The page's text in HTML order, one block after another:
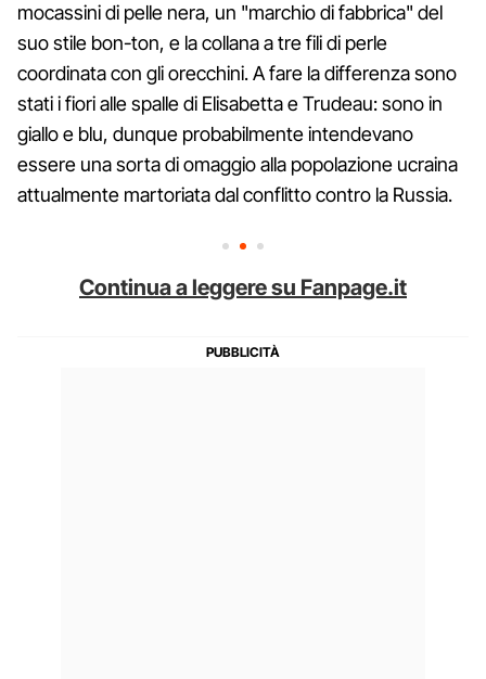
mocassini di pelle nera, un "marchio di fabbrica" del
suo stile bon-ton, e la collana a tre fili di perle
coordinata con gli orecchini. A fare la differenza sono
stati i fiori alle spalle di Elisabetta e Trudeau: sono in
giallo e blu, dunque probabilmente intendevano
essere una sorta di omaggio alla popolazione ucraina
attualmente martoriata dal conflitto contro la Russia.
Continua a leggere su Fanpage.it